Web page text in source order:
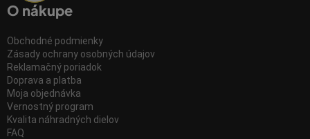
O nákupe
Obchodné podmienky
Zásady ochrany osobných údajov
Reklamačný poriadok
Doprava a platba
Moja objednávka
Vernostný program
Kvalita náhradných dielov
FAQ